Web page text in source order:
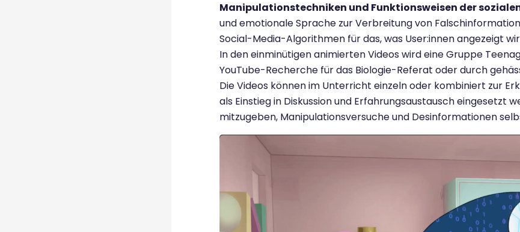
Manipulationstechniken und Funktionsweisen der
und emotionale Sprache zur Verbreitung von
Social-Media-Algorithmen für das, was User:innen angezeigt
In den einminütigen animierten Videos wird eine Gruppe
YouTube-Recherche für das Biologie-Referat oder durch
Die Videos können im Unterricht einzeln oder kombiniert zur
als Einstieg in Diskussion und Erfahrungsaustausch eingesetzt
mitzugeben, Manipulationsversuche und Desinformationen